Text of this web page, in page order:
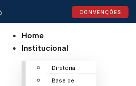
CONVENÇÕES
Home
Institucional
Diretoria
Base de